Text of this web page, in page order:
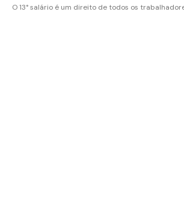
O 13° salário é um direito de todos os